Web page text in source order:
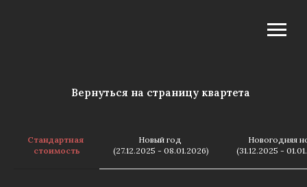
Вернуться на страницу квартета
Стандартная
стоимость
Новый год
(27.12.2025 - 08.01.2026)
Новогодняя
(31.12.2025 -